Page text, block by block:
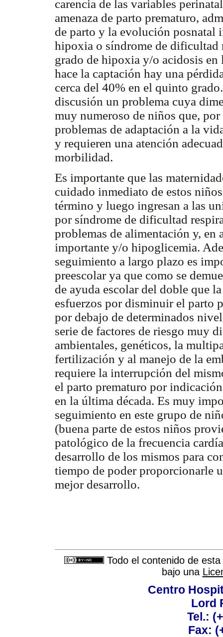
carencia de las variables
amenaza de parto prematuro,
de parto y la evolución posnatal
hipoxia o síndrome de dificultad
grado de hipoxia y/o acidosis
hace la captación hay una
cerca del 40% en el quinto
discusión un problema cuya
muy numeroso de niños que,
problemas de adaptación a la
y requieren una atención
morbilidad.
Es importante que las
cuidado inmediato de estos
término y luego ingresan a las
por síndrome de dificultad
problemas de alimentación y, en
importante y/o hipoglicemia.
seguimiento a largo plazo es
preescolar ya que como se
de ayuda escolar del doble que
esfuerzos por disminuir el parto
por debajo de determinados
serie de factores de riesgo muy
ambientales, genéticos, la
fertilización y al manejo de la
requiere la interrupción del
el parto prematuro por
en la última década. Es muy
seguimiento en este grupo de
(buena parte de estos niños
patológico de la frecuencia
desarrollo de los mismos para
tiempo de poder proporcionarle
mejor desarrollo.
Todo el contenido de
bajo una
Centro
Lord
Tel.:
Fax: